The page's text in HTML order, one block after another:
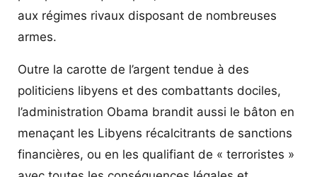
aux régimes rivaux disposant de nombreuses
armes.
Outre la carotte de l’argent tendue à des
politiciens libyens et des combattants dociles,
l’administration Obama brandit aussi le bâton en
menaçant les Libyens récalcitrants de sanctions
financières, ou en les qualifiant de « terroristes »